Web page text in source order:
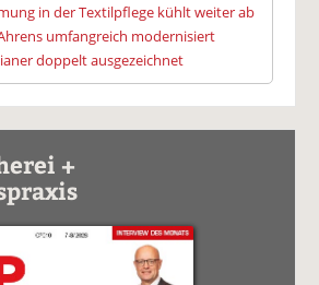
in der Textilpflege kühlt weiter ab
umfangreich modernisiert
doppelt ausgezeichnet
+